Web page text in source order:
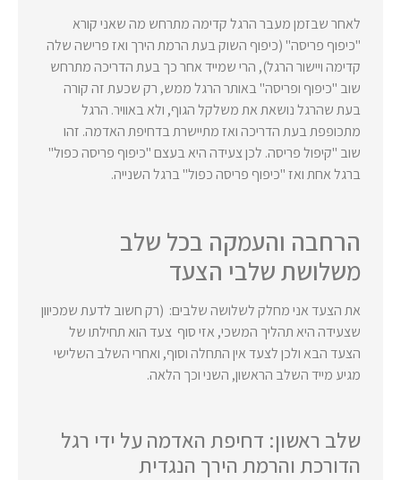
לאחר שבזמן מעבר הרגל קדימה מתרחש מה שאני קורא
"כיפוף פריסה" (כיפוף השוק בעת הרמת הירך ואז פרישה שלה
קדימה ויישור הרגל), הרי שמייד אחר כך בעת הדריכה מתרחש
שוב "כיפוף ופריסה" באותר הרגל ממש, רק שכעת זה קורה
בעת שהרגל נושאת את משלקל הגוף, ולא באוויר. הרגל
מתכופפת בעת הדריכה ואז מתיישרת בדחיפת האדמה. זהו
שוב "קיפול פריסה. לכן צעידה היא בעצם "כיפוף פריסה כפול"
ברגל אחת ואז "כיפוף פריסה כפול" ברגל השנייה.
הרחבה והעמקה בכל שלב
משלושת שלבי הצעד
את הצעד אני מחלק לשלושה שלבים: (רק חשוב לדעת שמכיוון
שצעידה היא תהליך המשכי, אזי סוף צעד הוא תחילתו של
הצעד הבא ולכן לצעד אין התחלה וסוף, ואחרי השלב השלישי
מגיע מייד השלב הראשון, השני וכך הלאה.
שלב ראשון: דחיפת האדמה על ידי רגל
הדורכת והרמת הירך הנגדית